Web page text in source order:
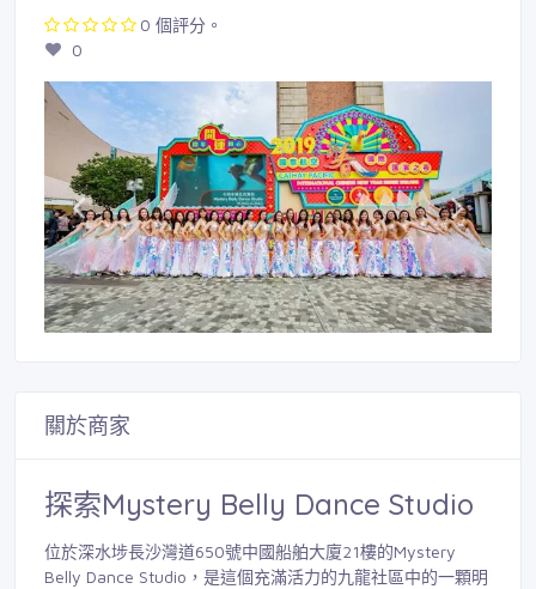
0 個評分。
0
關於商家
探索Mystery Belly Dance Studio
位於深水埗長沙灣道650號中國船舶大廈21樓的Mystery
Belly Dance Studio，是這個充滿活力的九龍社區中的一顆明